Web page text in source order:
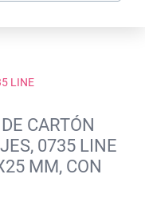
LINE
CARTÓN
0735 LINE
MM, CON